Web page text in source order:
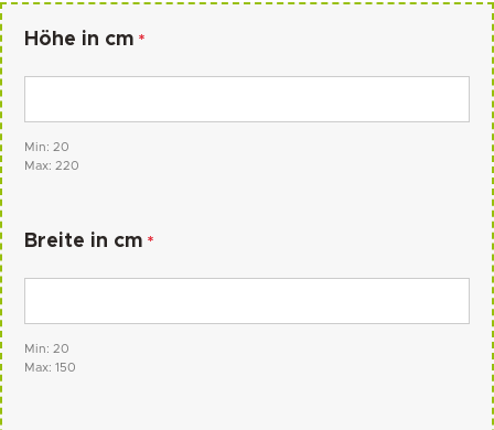
Höhe in cm *
Min: 20
Max: 220
Breite in cm *
Min: 20
Max: 150